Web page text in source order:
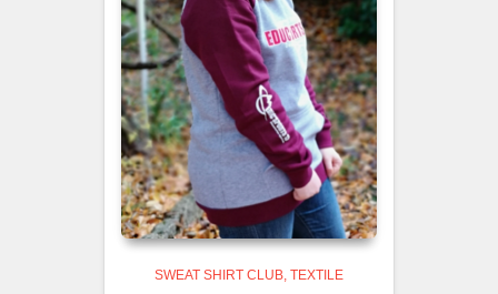
SWEAT SHIRT CLUB TEXTILE